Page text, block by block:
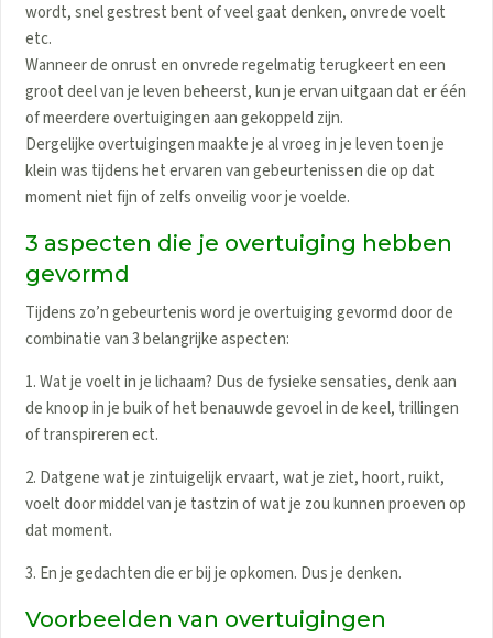
wordt, snel gestrest bent of veel gaat denken, onvrede voelt
etc.
Wanneer de onrust en onvrede regelmatig terugkeert en een
groot deel van je leven beheerst, kun je ervan uitgaan dat er één
of meerdere overtuigingen aan gekoppeld zijn.
Dergelijke overtuigingen maakte je al vroeg in je leven toen je
klein was tijdens het ervaren van gebeurtenissen die op dat
moment niet fijn of zelfs onveilig voor je voelde.
3 aspecten die je overtuiging hebben
gevormd
Tijdens zo’n gebeurtenis word je overtuiging gevormd door de
combinatie van 3 belangrijke aspecten:
1. Wat je voelt in je lichaam? Dus de fysieke sensaties, denk aan
de knoop in je buik of het benauwde gevoel in de keel, trillingen
of transpireren ect.
2. Datgene wat je zintuigelijk ervaart, wat je ziet, hoort, ruikt,
voelt door middel van je tastzin of wat je zou kunnen proeven op
dat moment.
3. En je gedachten die er bij je opkomen. Dus je denken.
Voorbeelden van overtuigingen